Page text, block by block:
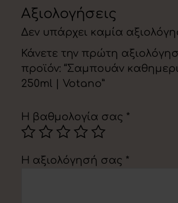
Αξιολογήσεις
Δεν υπάρχει καμία
Κάνετε την πρώτη
προϊόν: “Σαμπουάν
250ml | Votano”
Η βαθμολογία σας *
Η αξιολόγησή σας *